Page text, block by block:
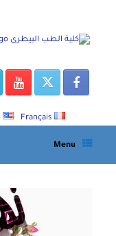
Français
Menu